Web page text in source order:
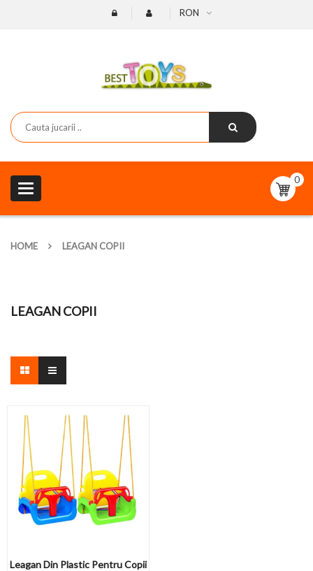
RON
Toggle
navigation
0
HOME LEAGAN COPII
LEAGAN COPII
Leagan Din Plastic Pentru Copii